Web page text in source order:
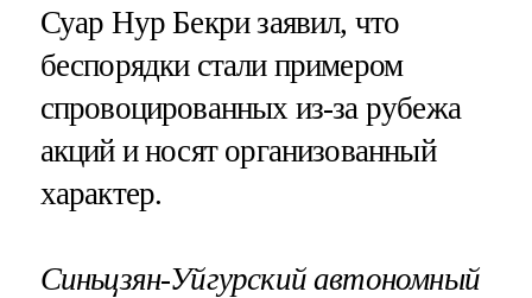
Суар Нур Бекри заявил, что
беспорядки стали примером
спровоцированных из-за рубежа
акций и носят организованный
характер.
Синьцзян-Уйгурский автономный